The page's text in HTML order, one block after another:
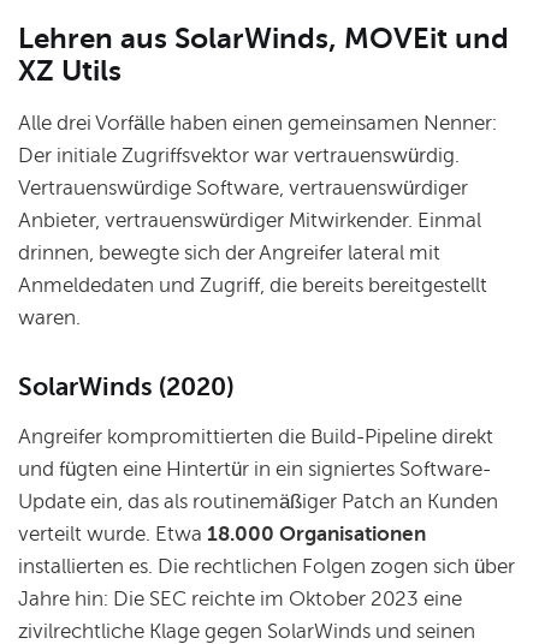
Lehren aus SolarWinds, MOVEit und
XZ Utils
Alle drei Vorfälle haben einen gemeinsamen Nenner:
Der initiale Zugriffsvektor war vertrauenswürdig.
Vertrauenswürdige Software, vertrauenswürdiger
Anbieter, vertrauenswürdiger Mitwirkender. Einmal
drinnen, bewegte sich der Angreifer lateral mit
Anmeldedaten und Zugriff, die bereits bereitgestellt
waren.
SolarWinds (2020)
Angreifer kompromittierten die Build-Pipeline direkt
und fügten eine Hintertür in ein signiertes Software-
Update ein, das als routinemäßiger Patch an Kunden
verteilt wurde. Etwa 18.000 Organisationen
installierten es. Die rechtlichen Folgen zogen sich über
Jahre hin: Die SEC reichte im Oktober 2023 eine
zivilrechtliche Klage gegen SolarWinds und seinen